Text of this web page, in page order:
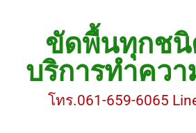
ขัดพื้นหินขัด อบต.แหล
ขัดพื้นหินอ่อน โทร
บทความ : การดูแล
ขัดพื้นทุกชนิ
บริการทำคว
โทร.061-659-6065